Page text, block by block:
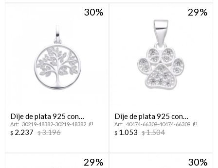
30
Dije de plata 925 con
circonias, ÁRBOL DE LA
VIDA.
30219-48382-30219-48382
$ 2.237 $3.196
29
Dije de plata 925 con
circonias, HUELLITA.
40474-66309-40474-66309
$ 1.053 $1.504
29 30